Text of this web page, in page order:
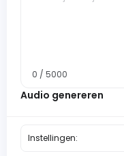
0 / 5000
Audio genereren
Instellingen: